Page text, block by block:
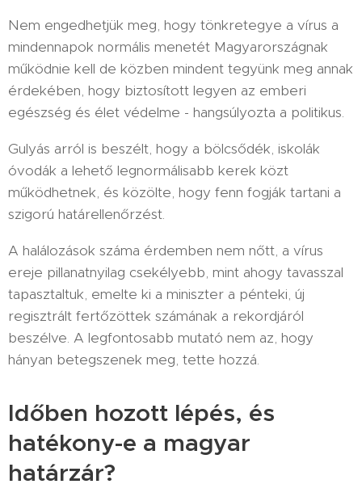
Nem engedhetjük meg, hogy tönkretegye a vírus a
mindennapok normális menetét Magyarországnak
működnie kell de közben mindent tegyünk meg annak
érdekében, hogy biztosított legyen az emberi
egészség és élet védelme - hangsúlyozta a politikus.
Gulyás arról is beszélt, hogy a bölcsődék, iskolák
óvodák a lehető legnormálisabb kerek közt
működhetnek, és közölte, hogy fenn fogják tartani a
szigorú határellenőrzést.
A halálozások száma érdemben nem nőtt, a vírus
ereje pillanatnyilag csekélyebb, mint ahogy tavasszal
tapasztaltuk, emelte ki a miniszter a pénteki, új
regisztrált fertőzöttek számának a rekordjáról
beszélve. A legfontosabb mutató nem az, hogy
hányan betegszenek meg, tette hozzá.
Időben hozott lépés, és
hatékony-e a magyar
határzár?